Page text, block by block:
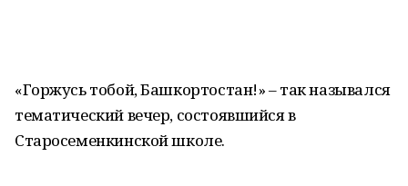
«Горжусь тобой, Башкортостан!» – так назывался
тематический вечер, состоявшийся в
Старосеменкинской школе.